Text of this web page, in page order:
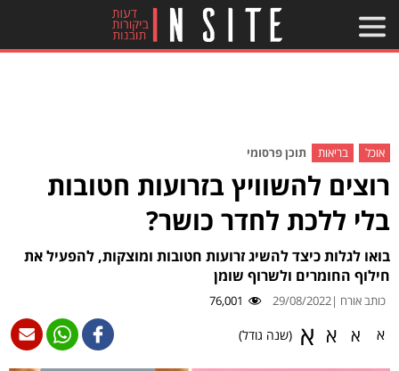
אוכל בריאות תוכן פרסומי
רוצים להשוויץ בזרועות חטובות
בלי ללכת לחדר כושר?
בואו לגלות כיצד להשיג זרועות חטובות ומוצקות, להפעיל את
חילוף החומרים ולשרוף שומן
כותב אורח |29/08/2022
76,001
א א א א (שנה גודל)